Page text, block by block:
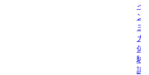
イ
ン
ヨ
ガ
体
験
談-